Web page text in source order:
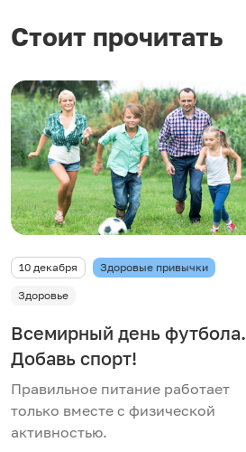
Стоит прочитать
10 декабря Здоровые привычки
Здоровье
Всемирный день футбола.
Добавь спорт!
Правильное питание работает
только вместе с физической
активностью.